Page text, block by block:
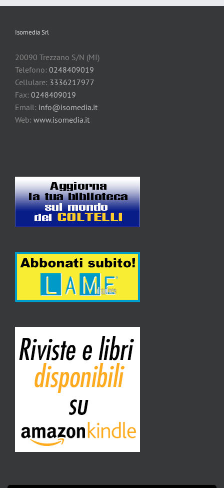
Isomedia Srl
20090 Trezzano S/N (MI)
Telefono: 0248409019
Cellulare: 3336217977
Fax: 0248409019
Email: info@isomedia.it
Web: www.isomedia.it